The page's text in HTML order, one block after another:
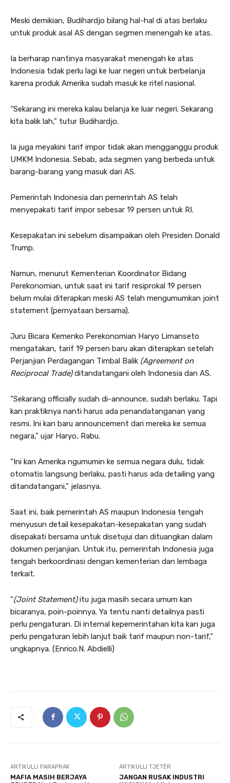
Meski demikian, Budihardjo bilang hal-hal di atas berlaku
untuk produk asal AS dengan segmen menengah ke atas.
Ia berharap nantinya masyarakat menengah ke atas
Indonesia tidak perlu lagi ke luar negeri untuk berbelanja
karena produk Amerika sudah masuk ke ritel nasional.
“Sekarang ini mereka kalau belanja ke luar negeri. Sekarang
kita balik lah,” tutur Budihardjo.
Ia juga meyakini tarif impor tidak akan mengganggu produk
UMKM Indonesia. Sebab, ada segmen yang berbeda untuk
barang-barang yang masuk dari AS.
Pemerintah Indonesia dan pemerintah AS telah
menyepakati tarif impor sebesar 19 persen untuk RI.
Kesepakatan ini sebelum disampaikan oleh Presiden Donald
Trump.
Namun, menurut Kementerian Koordinator Bidang
Perekonomian, untuk saat ini tarif resiprokal 19 persen
belum mulai diterapkan meski AS telah mengumumkan joint
statement (pernyataan bersama).
Juru Bicara Kemenko Perekonomian Haryo Limanseto
mengatakan, tarif 19 persen baru akan diterapkan setelah
Perjanjian Perdagangan Timbal Balik (Agreement on
Reciprocal Trade)ditandatangani oleh Indonesia dan AS.
“Sekarang officially sudah di-announce, sudah berlaku. Tapi
kan praktiknya nanti harus ada penandatanganan yang
resmi. Ini kan baru announcement dari mereka ke semua
negara,” ujar Haryo, Rabu.
“Ini kan Amerika ngumumin ke semua negara dulu, tidak
otomatis langsung berlaku, pasti harus ada detailing yang
ditandatangani,” jelasnya.
Saat ini, baik pemerintah AS maupun Indonesia tengah
menyusun detail kesepakatan-kesepakatan yang sudah
disepakati bersama untuk disetujui dan dituangkan dalam
dokumen perjanjian. Untuk itu, pemerintah Indonesia juga
tengah berkoordinasi dengan kementerian dan lembaga
terkait.
“(Joint Statement)itu juga masih secara umum kan
bicaranya, poin-poinnya. Ya tentu nanti detailnya pasti
perlu pengaturan. Di internal kepemerintahan kita kan juga
perlu pengaturan lebih lanjut baik tarif maupun non-tarif,”
ungkapnya. (Enrico.N. Abdielli)
ARTIKULLI PARAPRAK
MAFIA MASIH BERJAYA
ARTIKULLI TJETËR
JANGAN RUSAK INDUSTRI